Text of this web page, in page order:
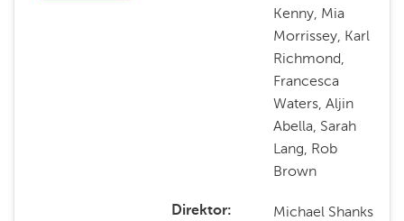
Kenny, Mia
Morrissey, Karl
Richmond,
Francesca
Waters, Aljin
Abella, Sarah
Lang, Rob
Brown
Direktor Michael Shanks